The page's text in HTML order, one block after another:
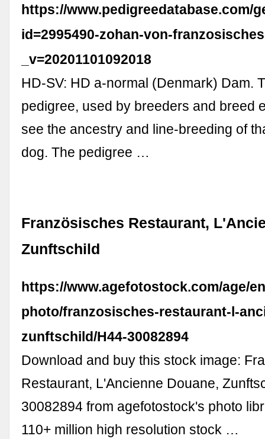
https://www.pedigreedatabase.com/
id=2995490-zohan-von-
_v=20201101092018
HD-SV: HD a-normal (Denmark) Dam.
pedigree, used by breeders and breed
see the ancestry and line-breeding of
dog. The pedigree …
Französisches Restaurant,
Zunftschild
https://www.agefotostock.com/age/
photo/franzosisches-restaurant-l-
zunftschild/H44-30082894
Download and buy this stock image:
Restaurant, L'Ancienne Douane,
30082894 from agefotostock's photo
110+ million high resolution stock …